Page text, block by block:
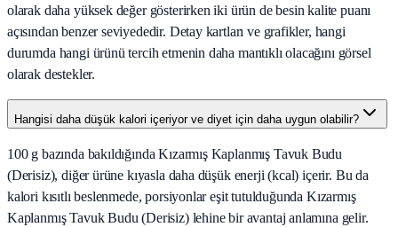
olarak daha yüksek değer gösterirken iki ürün de besin kalite puanı
açısından benzer seviyededir. Detay kartları ve grafikler, hangi
durumda hangi ürünü tercih etmenin daha mantıklı olacağını görsel
olarak destekler.
Hangisi daha düşük kalori içeriyor ve diyet için daha uygun olabilir?
100 g bazında bakıldığında Kızarmış Kaplanmış Tavuk Budu
(Derisiz), diğer ürüne kıyasla daha düşük enerji (kcal) içerir. Bu da
kalori kısıtlı beslenmede, porsiyonlar eşit tutulduğunda Kızarmış
Kaplanmış Tavuk Budu (Derisiz) lehine bir avantaj anlamına gelir.